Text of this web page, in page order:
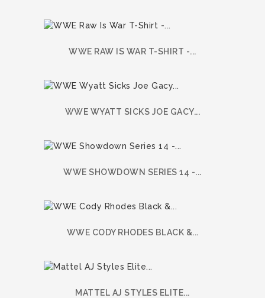
WWE RAW IS WAR T-SHIRT -...
WWE WYATT SICKS JOE GACY...
WWE SHOWDOWN SERIES 14 -...
WWE CODY RHODES BLACK &...
MATTEL AJ STYLES ELITE...